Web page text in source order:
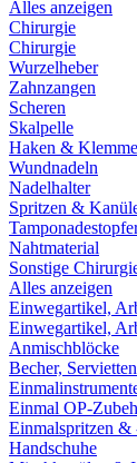
Alles anzeigen
Chirurgie
Chirurgie
Wurzelheber
Zahnzangen
Scheren
Skalpelle
Haken &
Wundnadeln
Nadelhalter
Spritzen &
Nahtmaterial
Sonstige
Alles anzeigen
Einwegartikel,
Einwegartikel,
Anmischblöcke
Becher,
Einmal OP-
Einmalspritzen &
Handschuhe